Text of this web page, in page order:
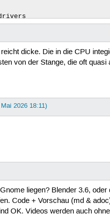
dicke. Die in die CPU
von der Stange, die oft
2026 18:11)
liegen? Blender 3.6,
Code + Vorschau (md &
OK. Videos werden auch